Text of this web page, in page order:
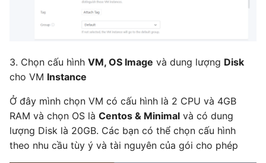
3. Chọn cấu hình VM, OS Image và dung lượng Disk
cho VM Instance
Ở đây mình chọn VM có cấu hình là 2 CPU và 4GB
RAM và chọn OS là Centos & Minimal và có dung
lượng Disk là 20GB. Các bạn có thể chọn cấu hình
theo nhu cầu tùy ý và tài nguyên của gói cho phép